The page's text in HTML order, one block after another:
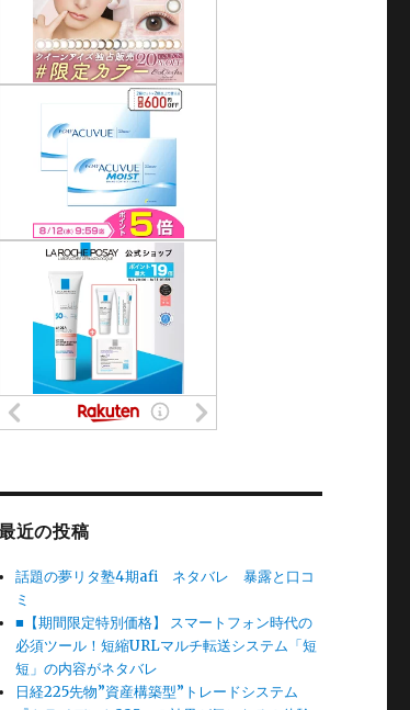
近の投稿
話題の夢リタ塾4期afi ネタバレ 暴露と口コ
ミ
■【期間限定特別価格】 スマートフォン時代の
必須ツール！短縮URLマルチ転送システム「短
短」の内容がネタバレ
日経225先物”資産構築型”トレードシステム